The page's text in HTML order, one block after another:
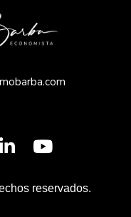
reservados.